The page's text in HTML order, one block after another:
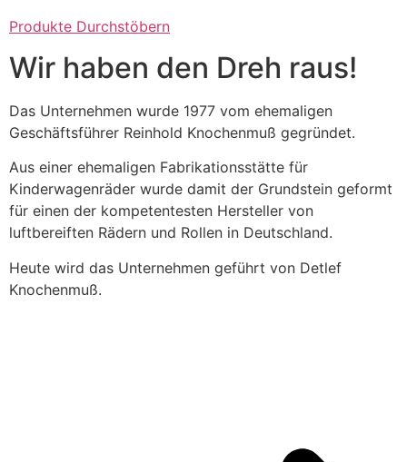
Produkte Durchstöbern
Wir haben den Dreh raus!
Das Unternehmen wurde 1977 vom ehemaligen
Geschäftsführer Reinhold Knochenmuß gegründet.
Aus einer ehemaligen Fabrikationsstätte für
Kinderwagenräder wurde damit der Grundstein geformt
für einen der kompetentesten Hersteller von
luftbereiften Rädern und Rollen in Deutschland.
Heute wird das Unternehmen geführt von Detlef
Knochenmuß.